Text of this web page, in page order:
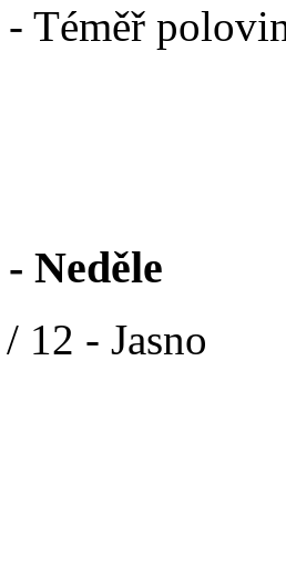
- Téměř
Neděle
12 - Jasno